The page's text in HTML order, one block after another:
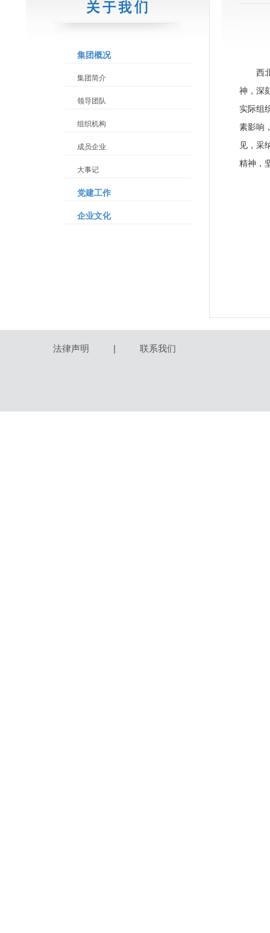
集团概况
集团简介
领导团队
组织机构
成员企业
大事记
党建工作
企业文化
西
神，深
实际组
素影响
见，采
精神，
法律声明 | 联系我们